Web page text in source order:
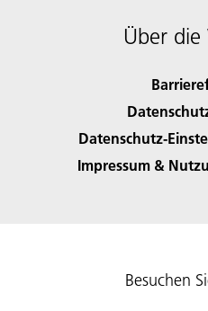
Über die
Datenschutz-
Impressum &
Besuchen